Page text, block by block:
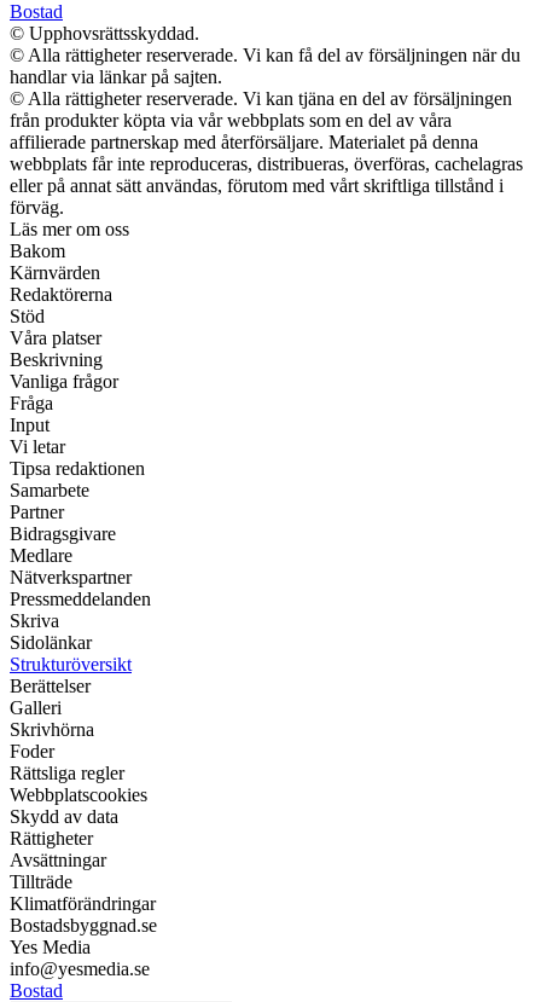
Bostad
© Upphovsrättsskyddad.
© Alla rättigheter reserverade. Vi kan få del av försäljningen när du
handlar via länkar på sajten.
© Alla rättigheter reserverade. Vi kan tjäna en del av försäljningen
från produkter köpta via vår webbplats som en del av våra
affilierade partnerskap med återförsäljare. Materialet på denna
webbplats får inte reproduceras, distribueras, överföras, cachelagras
eller på annat sätt användas, förutom med vårt skriftliga tillstånd i
förväg.
Läs mer om oss
Bakom
Kärnvärden
Redaktörerna
Stöd
Våra platser
Beskrivning
Vanliga frågor
Fråga
Input
Vi letar
Tipsa redaktionen
Samarbete
Partner
Bidragsgivare
Medlare
Nätverkspartner
Pressmeddelanden
Skriva
Sidolänkar
Strukturöversikt
Berättelser
Galleri
Skrivhörna
Foder
Rättsliga regler
Webbplatscookies
Skydd av data
Rättigheter
Avsättningar
Tillträde
Klimatförändringar
Bostadsbyggnad.se
Yes Media
info@yesmedia.se
Bostad